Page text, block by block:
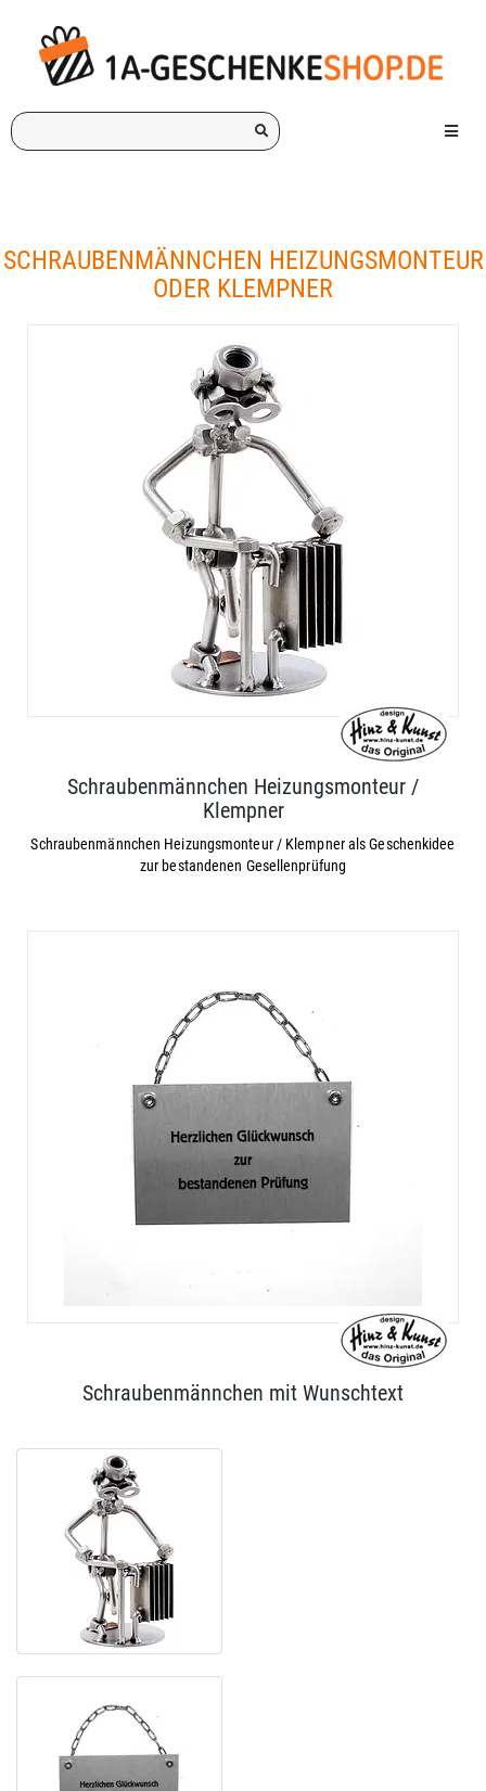
Ich
suche
Menü
SCHRAUBENMÄNNCHEN HEIZUNGSMONTEUR
ODER KLEMPNER
Schraubenmännchen Heizungsmonteur /
Klempner
Schraubenmännchen Heizungsmonteur / Klempner als Geschenkidee
zur bestandenen Gesellenprüfung
Schraubenmännchen mit Wunschtext